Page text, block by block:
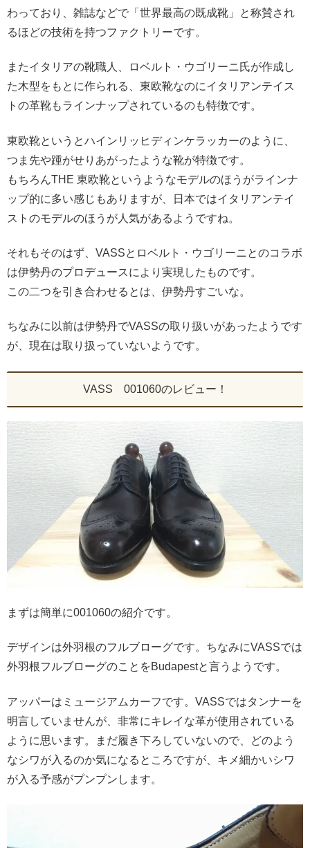
わっており、雑誌などで「世界最高の既成靴」と称賛され
るほどの技術を持つファクトリーです。
またイタリアの靴職人、ロベルト・ウゴリーニ氏が作成し
た木型をもとに作られる、東欧靴なのにイタリアンテイス
トの革靴もラインナップされているのも特徴です。
東欧靴というとハインリッヒディンケラッカーのように、
つま先や踵がせりあがったような靴が特徴です。
もちろんTHE 東欧靴というようなモデルのほうがラインナ
ップ的に多い感じもありますが、日本ではイタリアンテイ
ストのモデルのほうが人気があるようですね。
それもそのはず、VASSとロベルト・ウゴリーニとのコラボ
は伊勢丹のプロデュースにより実現したものです。
この二つを引き合わせるとは、伊勢丹すごいな。
ちなみに以前は伊勢丹でVASSの取り扱いがあったようです
が、現在は取り扱っていないようです。
VASS 001060のレビュー！
まずは簡単に001060の紹介です。
デザインは外羽根のフルブローグです。ちなみにVASSでは
外羽根フルブローグのことをBudapestと言うようです。
アッパーはミュージアムカーフです。VASSではタンナーを
明言していませんが、非常にキレイな革が使用されている
ように思います。まだ履き下ろしていないので、どのよう
なシワが入るのか気になるところですが、キメ細かいシワ
が入る予感がプンプンします。